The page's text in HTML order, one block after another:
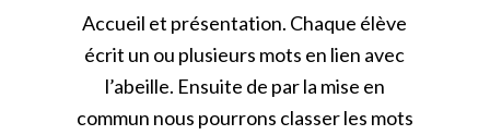
Accueil et présentation. Chaque élève
écrit un ou plusieurs mots en lien avec
l’abeille. Ensuite de par la mise en
commun nous pourrons classer les mots